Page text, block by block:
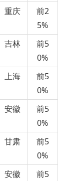
重庆
前2
5%
吉林
前5
0%
上海
前5
0%
安徽
前5
0%
甘肃
前5
0%
安徽
前5